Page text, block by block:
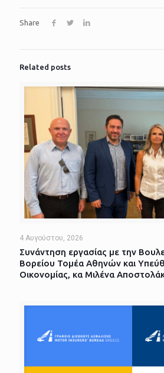
Share
Related posts
4 Αυγούστου, 2026
Συνάντηση εργασίας με την
Βορείου Τομέα Αθηνών και
Οικονομίας, κα Μιλένα